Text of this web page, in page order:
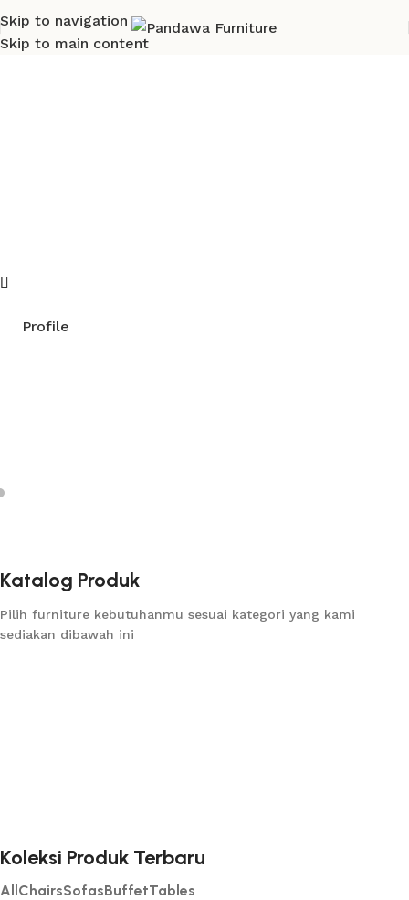
Skip to navigation
Skip to main content
Profile
Katalog Produk
Pilih furniture kebutuhanmu sesuai kategori yang kami
sediakan dibawah ini
Koleksi Produk Terbaru
AllChairsSofasBuffetTables